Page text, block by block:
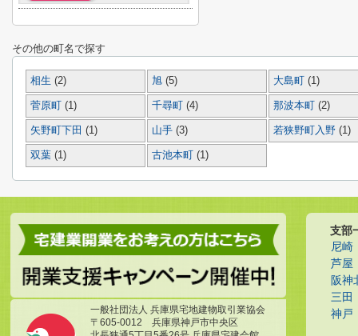
その他の町名で探す
相生 (2) 旭 (5) 大島町 (1)
菅原町 (1) 千尋町 (4) 那波本町 (2)
矢野町下田 (1) 山手 (3) 若狭野町入野 (1)
双葉 (1) 古池本町 (1)
一般社団法人 兵庫県宅地建物取引業協会
〒605-0012 兵庫県神戸市中央区
支部
尼崎
芦屋
阪神
三田
神戸